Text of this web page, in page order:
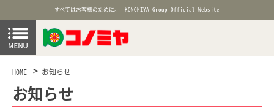
すべてはお客様のために。 KONOMIYA Group Official Website
HOME お知らせ
お知らせ